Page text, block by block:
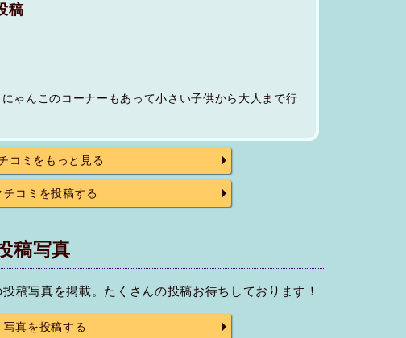
稿
ゃんこのコーナーもあって小さい子供から大人まで行
コミをもっと見る
チコミを投稿する
稿写真
稿写真を掲載。たくさんの投稿お待ちしております！
写真を投稿する